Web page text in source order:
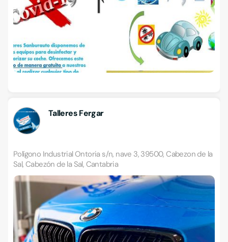
Talleres Fergar
Polígono Industrial Ontoria s/n, nave 3, 39500, Cabezon de la
Sal, Cabezón de la Sal, Cantabria